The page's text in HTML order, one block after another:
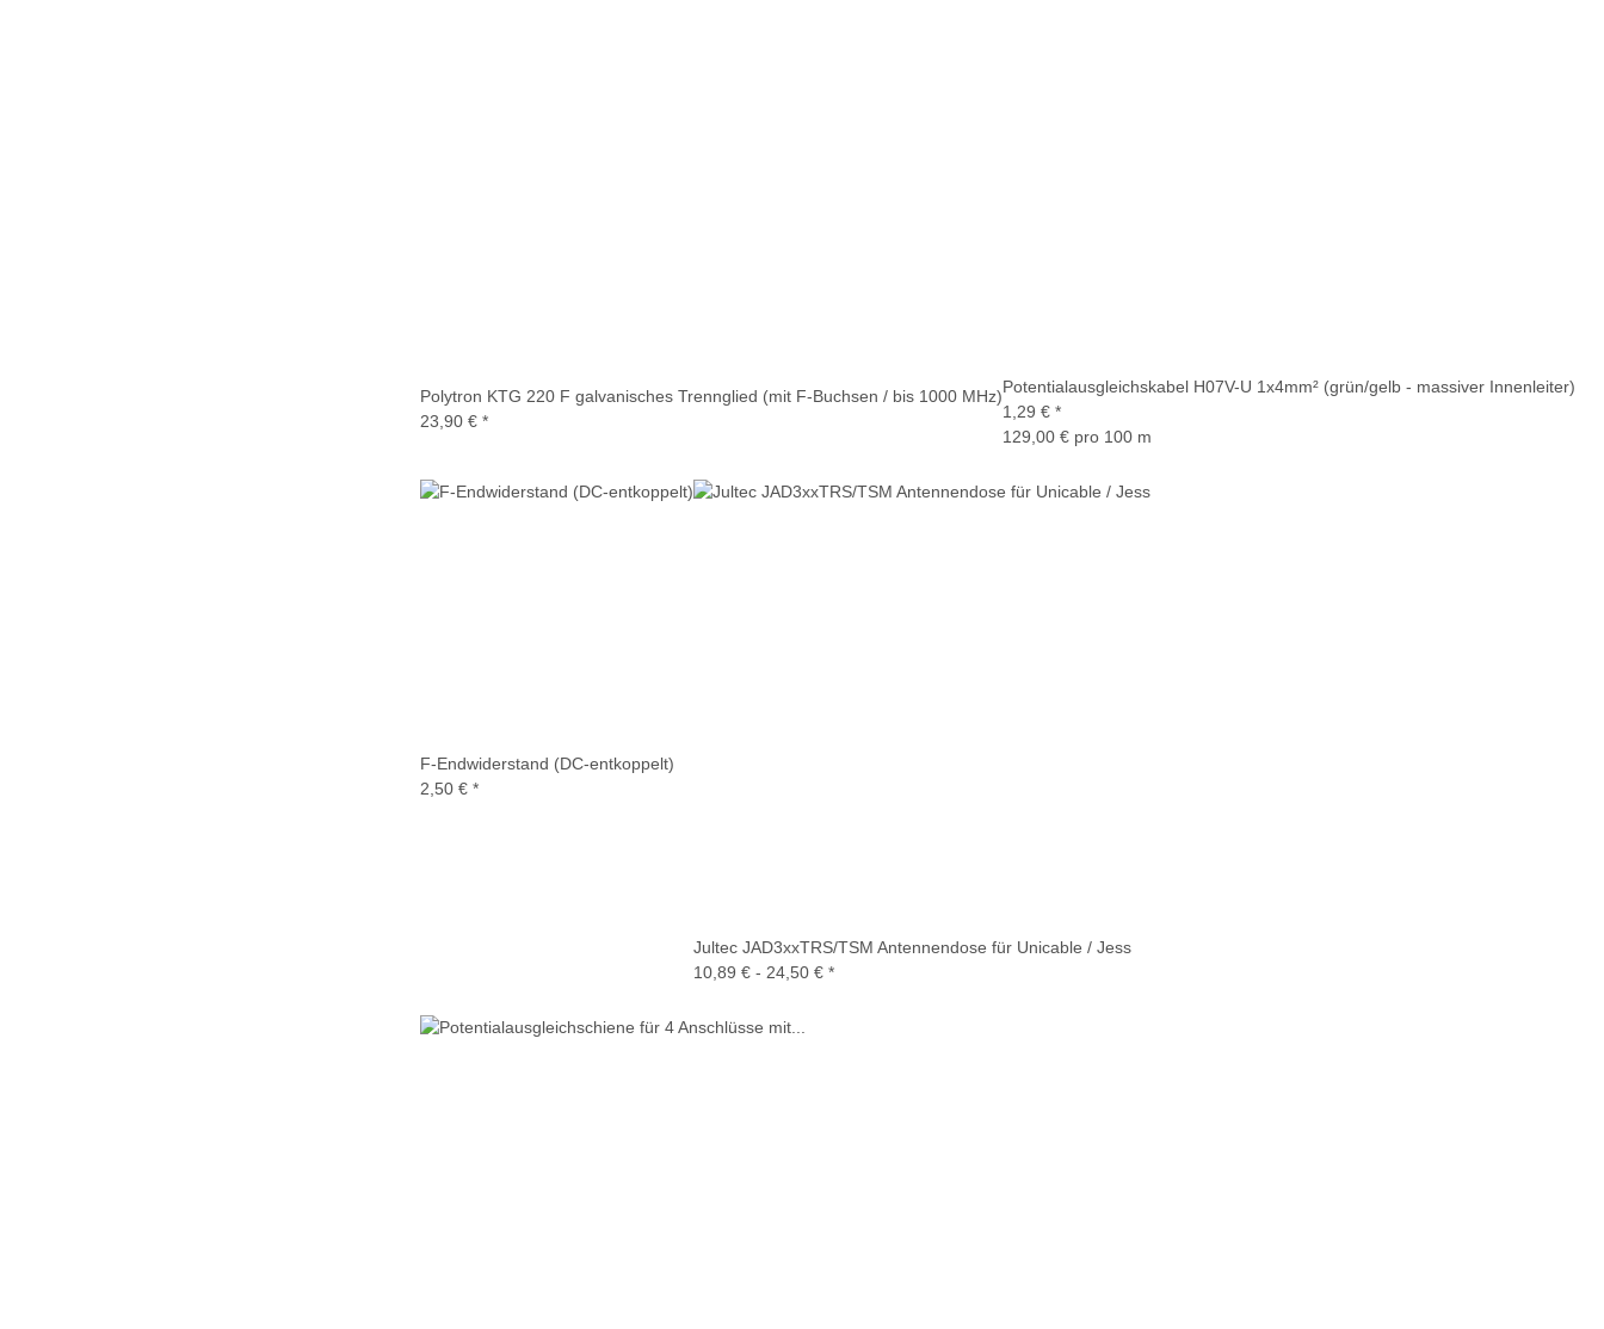
Polytron KTG 220 F galvanisches Trennglied (mit F-Buchsen / bis 1000 MHz)
23,90 € *
Potentialausgleichskabel H07V-U 1x4mm² (grün/gelb - massiver Innenleiter)
1,29 € *
129,00 € pro 100 m
F-Endwiderstand (DC-entkoppelt)
2,50 € *
Jultec JAD3xxTRS/TSM Antennendose für Unicable / Jess
10,89 € - 24,50 € *